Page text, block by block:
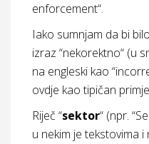
enforcement“.
Iako sumnjam da bi
izraz “nekorektno“ (u
na engleski kao
ovdje kao tipičan
Riječ “sektor“ (npr.
u nekim je tekstovima